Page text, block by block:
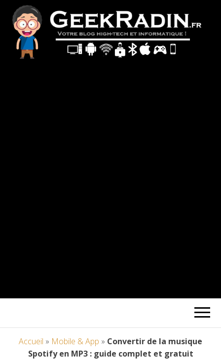
Accueil » Mobile & App » Convertir de la musique
Spotify en MP3 : guide complet et gratuit